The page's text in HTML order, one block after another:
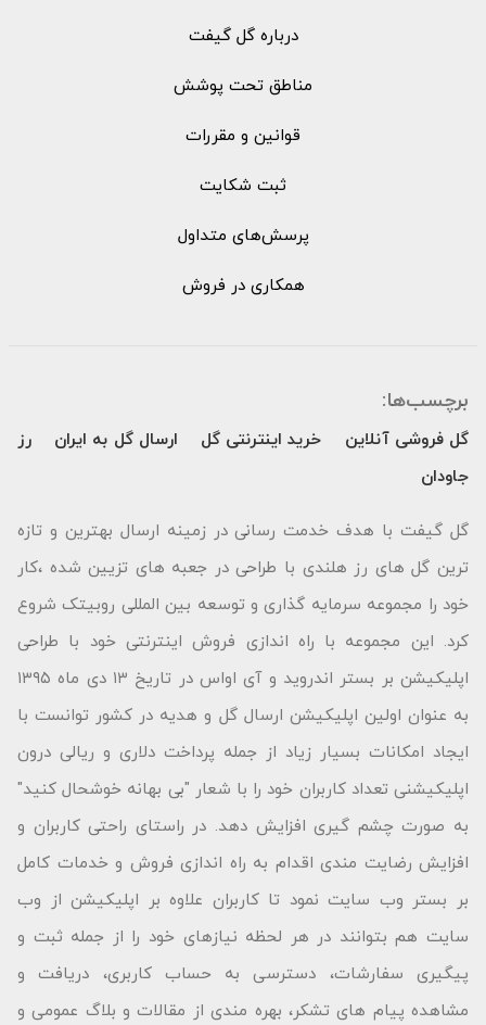
درباره گل گیفت
مناطق تحت پوشش
قوانین و مقررات
ثبت شکایت
پرسش‌های متداول
همکاری در فروش
برچسب‌ها:
گل فروشی آنلاین خرید اینترنتی گل ارسال گل به ایران
رز
جاودان
گل گیفت با هدف خدمت رسانی در زمینه ارسال بهترین و تازه
ترین گل های رز هلندی با طراحی در جعبه های تزیین شده ،کار
خود را مجموعه سرمایه گذاری و توسعه بین المللی روبیتک شروع
کرد. این مجموعه با راه اندازی فروش اینترنتی خود با طراحی
اپلیکیشن بر بستر اندروید و آی اواس در تاریخ ۱۳ دی ماه ۱۳۹۵
به عنوان اولین اپلیکیشن ارسال گل و هدیه در کشور توانست با
ایجاد امکانات بسیار زیاد از جمله پرداخت دلاری و ریالی درون
اپلیکیشنی تعداد کاربران خود را با شعار "بى بهانه خوشحال كنید"
به صورت چشم گیری افزایش دهد. در راستای راحتی کاربران و
افزایش رضایت مندی اقدام به راه اندازی فروش و خدمات کامل
بر بستر وب سایت نمود تا کاربران علاوه بر اپلیکیشن از وب
سایت هم بتوانند در هر لحظه نیازهای خود را از جمله ثبت و
پیگیری سفارشات، دسترسی به حساب کاربری، دریافت و
مشاهده پیام های تشکر، بهره مندی از مقالات و بلاگ عمومی و